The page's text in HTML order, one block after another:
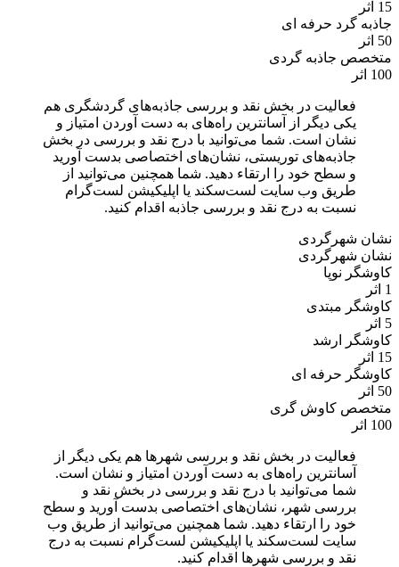
15 اثر
جاذبه گرد حرفه ای
50 اثر
متخصص جاذبه گردی
100 اثر
فعالیت در بخش نقد و بررسی جاذبه‌های گردشگری هم
یکی دیگر از آسانترین راه‌های به دست آوردن امتیاز و
نشان است. شما می‌توانید با درج نقد و بررسی در بخش
جاذبه‌های توریستی، نشان‌های اختصاصی بدست آورید
و سطح خود را ارتقاء دهید. شما همچنین می‌توانید از
طریق وب سایت لست‌سکند یا اپلیکیشن لست‌گرام
نسبت به درج نقد و بررسی جاذبه اقدام کنید.
نشان شهرگردی
نشان شهرگردی
کاوشگر نوپا
1 اثر
کاوشگر مبتدی
5 اثر
کاوشگر ارشد
15 اثر
کاوشگر حرفه ای
50 اثر
متخصص کاوش گری
100 اثر
فعالیت در بخش نقد و بررسی شهرها هم یکی دیگر از
آسانترین راه‌های به دست آوردن امتیاز و نشان است.
شما می‌توانید با درج نقد و بررسی در بخش نقد و
بررسی شهر، نشان‌های اختصاصی بدست آورید و سطح
خود را ارتقاء دهید. شما همچنین می‌توانید از طریق وب
سایت لست‌سکند یا اپلیکیشن لست‌گرام نسبت به درج
نقد و بررسی شهرها اقدام کنید.